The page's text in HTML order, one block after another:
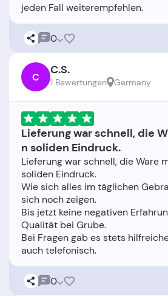
0
C C.S.
1 Bewertungen Germany
Lieferung war schnell, die
n soliden Eindruck.
Lieferung war schnell, die Ware
soliden Eindruck.
Wie sich alles im täglichen
sich noch zeigen.
Bis jetzt keine negativen
Qualität bei Grube.
Bei Fragen gab es stets
0